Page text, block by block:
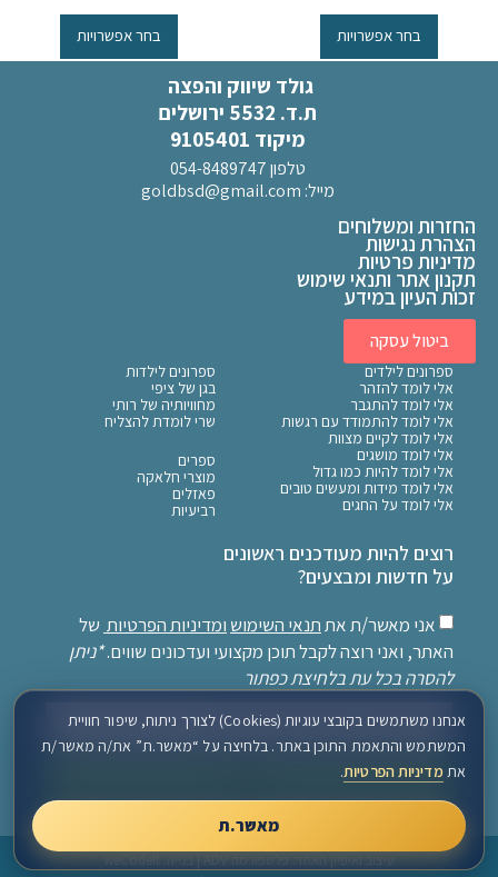
בחר אפשרויות בחר אפשרויות
גולד שיווק והפצה
ת.ד. 5532 ירושלים
מיקוד 9105401
טלפון 054-8489747
מייל: goldbsd@gmail.com
החזרות ומשלוחים
הצהרת נגישות
מדיניות פרטיות
תקנון אתר ותנאי שימוש
זכות העיון במידע
ביטול עסקה
ספרונים לילדים
אלי לומד להזהר
אלי לומד להתגבר
אלי לומד להתמודד עם רגשות
אלי לומד לקיים מצוות
אלי לומד מושגים
אלי לומד להיות כמו גדול
אלי לומד מידות ומעשים טובים
אלי לומד על החגים
ספרונים לילדות
בגן של ציפי
מחוויותיה של רותי
שרי לומדת להצליח
ספרים
מוצרי חלאקה
פאזלים
רביעיות
רוצים להיות מעודכנים ראשונים
על חדשות ומבצעים?
אני מאשר/ת אתתנאי השימוש ומדיניות הפרטיות של
האתר, ואני רוצה לקבל תוכן מקצועי ועדכונים שווים.*ניתן
להסרה בכל עת בלחיצת כפתור
עיצוב ואיפיון האתר: פלטפורמה ADV | בנייה:weCodeIt
אנחנו משתמשים בקובצי עוגיות (Cookies) לצורך ניתוח, שיפור חוויית
המשתמש והתאמת התוכן באתר. בלחיצה על “מאשר.ת” את/ה מאשר/ת
את מדיניות הפרטיות.
מאשר.ת